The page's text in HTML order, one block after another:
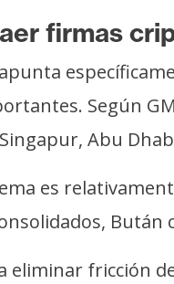
firmas
Según
Abu
es
eliminar fricción